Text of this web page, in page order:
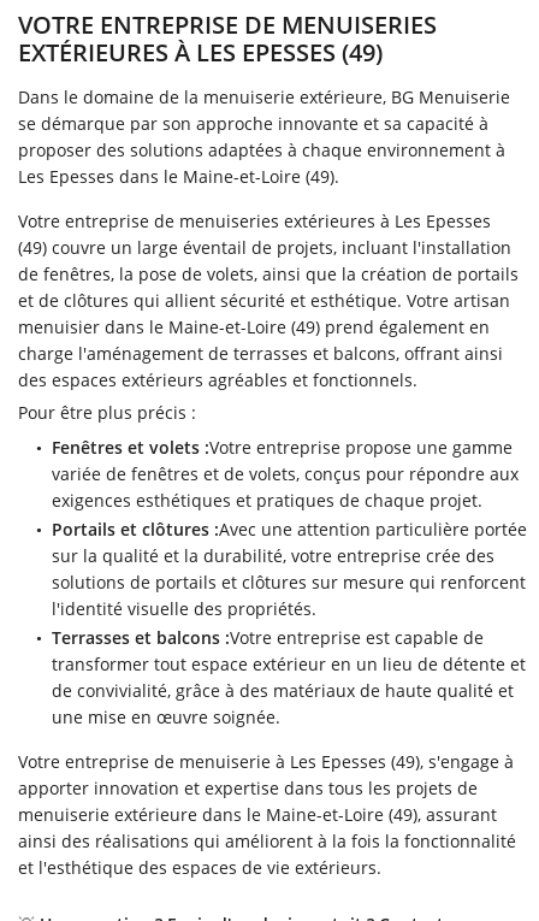
VOTRE ENTREPRISE DE MENUISERIES
EXTÉRIEURES À LES EPESSES (49)
Dans le domaine de la menuiserie extérieure, BG Menuiserie
se démarque par son approche innovante et sa capacité à
proposer des solutions adaptées à chaque environnement à
Les Epesses dans le Maine-et-Loire (49).
Votre entreprise de menuiseries extérieures à Les Epesses
(49) couvre un large éventail de projets, incluant l'installation
de fenêtres, la pose de volets, ainsi que la création de portails
et de clôtures qui allient sécurité et esthétique. Votre artisan
menuisier dans le Maine-et-Loire (49) prend également en
charge l'aménagement de terrasses et balcons, offrant ainsi
des espaces extérieurs agréables et fonctionnels.
Pour être plus précis :
Fenêtres et volets :Votre entreprise propose une gamme
variée de fenêtres et de volets, conçus pour répondre aux
exigences esthétiques et pratiques de chaque projet.
Portails et clôtures :Avec une attention particulière portée
sur la qualité et la durabilité, votre entreprise crée des
solutions de portails et clôtures sur mesure qui renforcent
l'identité visuelle des propriétés.
Terrasses et balcons :Votre entreprise est capable de
transformer tout espace extérieur en un lieu de détente et
de convivialité, grâce à des matériaux de haute qualité et
une mise en œuvre soignée.
Votre entreprise de menuiserie à Les Epesses (49), s'engage à
apporter innovation et expertise dans tous les projets de
menuiserie extérieure dans le Maine-et-Loire (49), assurant
ainsi des réalisations qui améliorent à la fois la fonctionnalité
et l'esthétique des espaces de vie extérieurs.